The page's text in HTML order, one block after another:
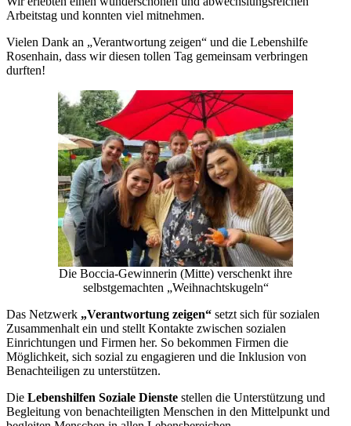
Arbeitstag und konnten viel mitnehmen.
Vielen Dank an „Verantwortung zeigen“ und die Lebenshilfe
Rosenhain, dass wir diesen tollen Tag gemeinsam verbringen
durften!
Die Boccia-Gewinnerin (Mitte) verschenkt ihre
selbstgemachten „Weihnachtskugeln“
Das Netzwerk „Verantwortung zeigen“ setzt sich für sozialen
Zusammenhalt ein und stellt Kontakte zwischen sozialen
Einrichtungen und Firmen her. So bekommen Firmen die
Möglichkeit, sich sozial zu engagieren und die Inklusion von
Benachteiligen zu unterstützen.
Die Lebenshilfen Soziale Dienste stellen die Unterstützung und
Begleitung von benachteiligten Menschen in den Mittelpunkt und